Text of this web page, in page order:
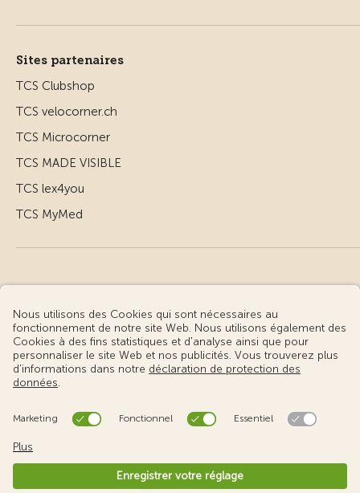
Sites partenaires
TCS Clubshop
TCS velocorner.ch
TCS Microcorner
TCS MADE VISIBLE
TCS lex4you
TCS MyMed
Conditions d’utilisation – informations juridiques
Gestion des cookies